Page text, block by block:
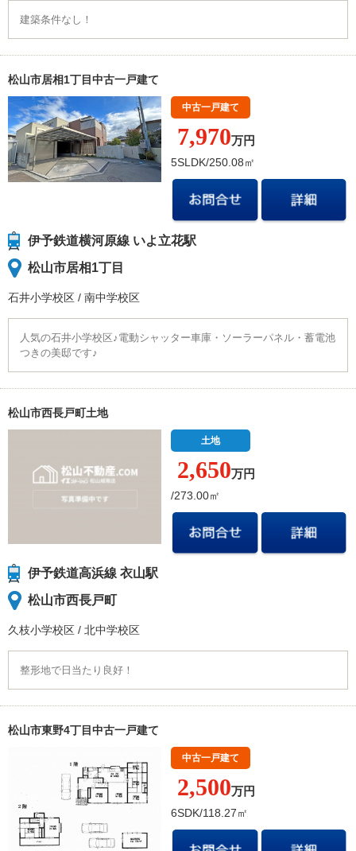
建築条件なし！
松山市居相1丁目中古一戸建て
中古一戸建て
7,970万円
5SLDK/250.08㎡
伊予鉄道横河原線 いよ立花駅
松山市居相1丁目
石井小学校区 / 南中学校区
人気の石井小学校区♪電動シャッター車庫・ソーラーパネル・蓄電池
つきの美邸です♪
松山市西長戸町土地
土地
2,650万円
/273.00㎡
伊予鉄道高浜線 衣山駅
松山市西長戸町
久枝小学校区 / 北中学校区
整形地で日当たり良好！
松山市東野4丁目中古一戸建て
中古一戸建て
2,500万円
6SDK/118.27㎡